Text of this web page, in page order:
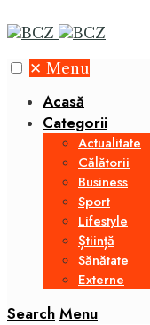
✕ Menu
Acasă
Categorii
Actualitate
Călătorii
Business
Sport
Lifestyle
Știință
Sănătate
Externe
Search Menu